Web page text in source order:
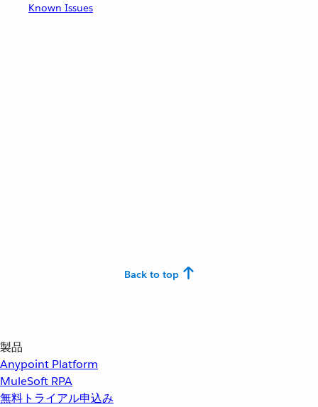
Known Issues
Back to top
製品
Anypoint Platform
MuleSoft RPA
無料トライアル申込み